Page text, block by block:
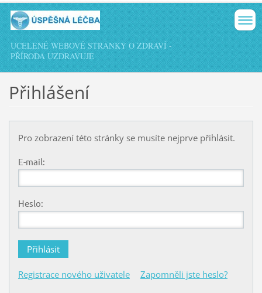
UCELENÉ WEBOVÉ STRÁNKY O ZDRAVÍ -
PŘÍRODA UZDRAVUJE
Přihlášení
Pro zobrazení této stránky se musíte nejprve přihlásit.
E-mail:
Heslo:
Registrace nového uživatele Zapomněli jste heslo?